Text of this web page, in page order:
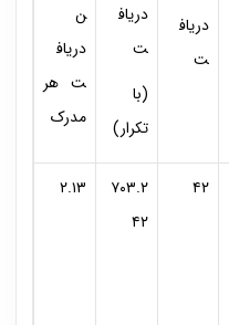
دریاف
ت
دریاف
ت
(با
تکرار)
ن
دریاف
ت هر
مدرک
۴۲
۷۰۳.۲
۴۲
۲.۱۳